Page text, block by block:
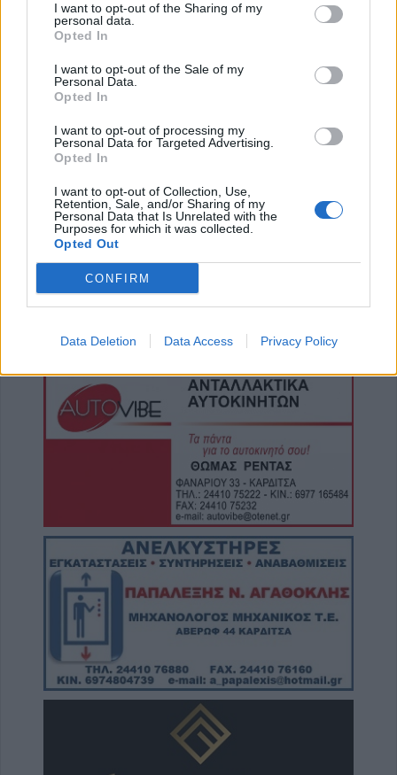
I want to opt-out of the Sharing of my
personal data.
Opted In
I want to opt-out of the Sale of my
Personal Data.
Opted In
I want to opt-out of processing my
Personal Data for Targeted Advertising.
Opted In
I want to opt-out of Collection, Use,
Retention, Sale, and/or Sharing of my
Personal Data that Is Unrelated with the
Purposes for which it was collected.
Opted Out
CONFIRM
Data Deletion Data Access Privacy Policy